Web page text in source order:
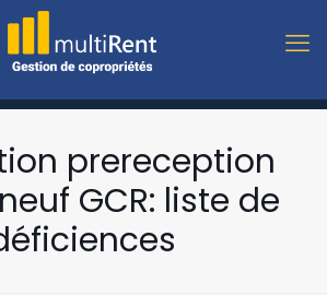
prereception
GCR: liste de